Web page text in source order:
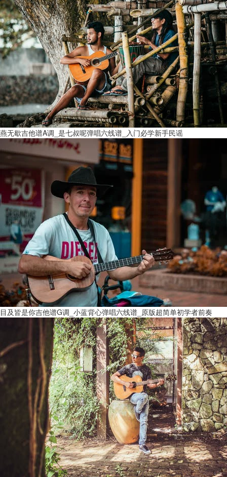
燕无歇吉他谱A调_是七叔呢弹唱六线谱_入门必学新手民谣
目及皆是你吉他谱G调_小蓝背心弹唱六线谱_原版超简单初学者前奏